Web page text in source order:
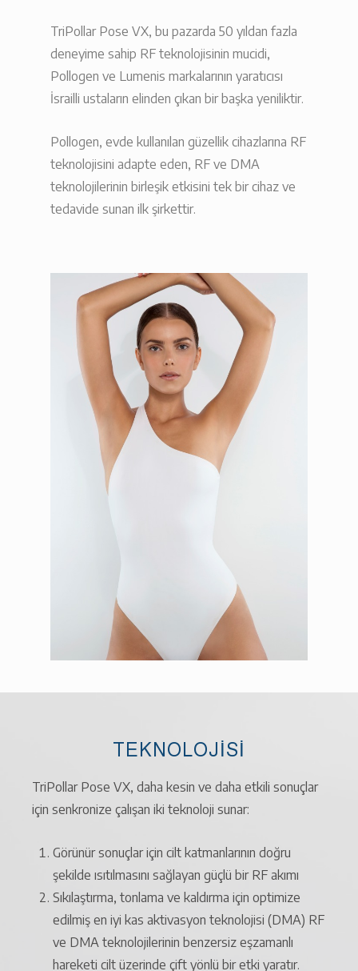
TriPollar Pose VX, bu pazarda 50 yıldan fazla
deneyime sahip RF teknolojisinin mucidi,
Pollogen ve Lumenis markalarının yaratıcısı
İsrailli ustaların elinden çıkan bir başka yeniliktir.
Pollogen, evde kullanılan güzellik cihazlarına RF
teknolojisini adapte eden, RF ve DMA
teknolojilerinin birleşik etkisini tek bir cihaz ve
tedavide sunan ilk şirkettir.
TEKNOLOJISI
TriPollar Pose VX, daha kesin ve daha etkili sonuçlar
için senkronize çalışan iki teknoloji sunar:
Görünür sonuçlar için cilt katmanlarının doğru
şekilde ısıtılmasını sağlayan güçlü bir RF akımı
Sıkılaştırma, tonlama ve kaldırma için optimize
edilmiş en iyi kas aktivasyon teknolojisi (DMA) RF
ve DMA teknolojilerinin benzersiz eşzamanlı
hareketi cilt üzerinde çift yönlü bir etki yaratır.